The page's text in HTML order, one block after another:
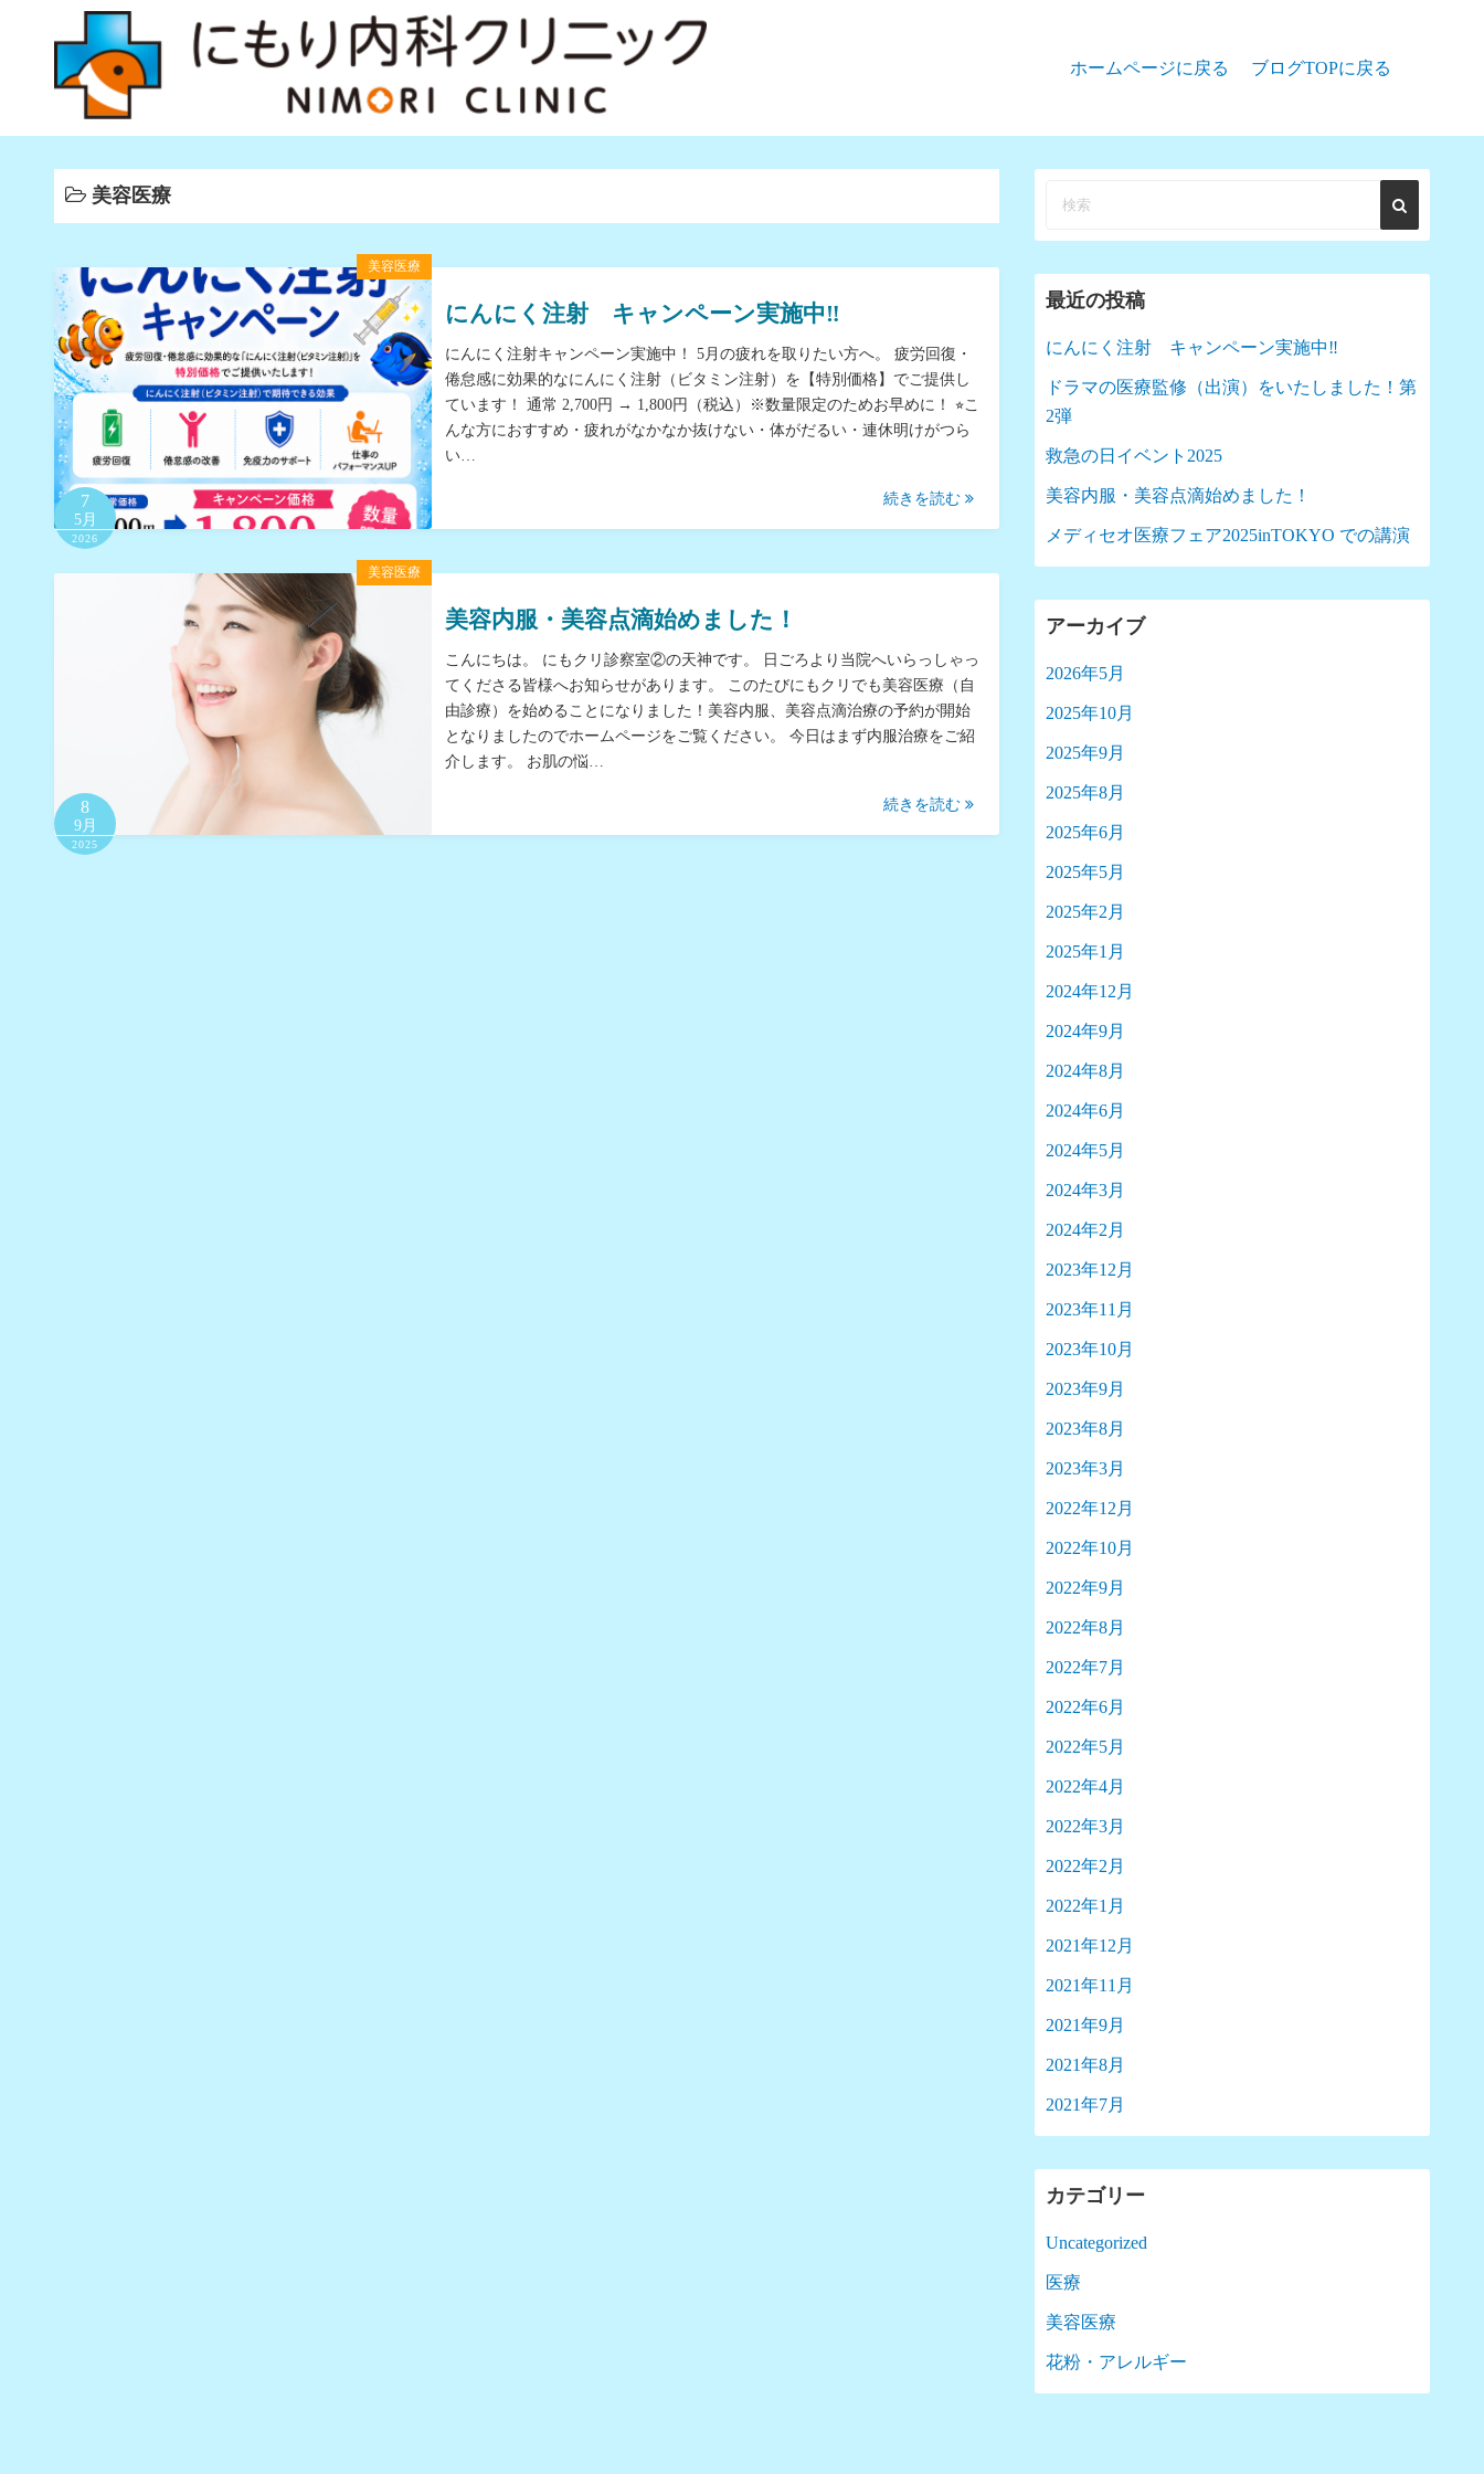
ホームページに戻る ブログTOPに戻る
美容医療
美容医療
7
5月
2026
にんにく注射 キャンペーン実施中‼︎
にんにく注射キャンペーン実施中！ 5月の疲れを取りたい方へ。 疲労回復・
倦怠感に効果的なにんにく注射（ビタミン注射）を【特別価格】でご提供し
ています！ 通常 2,700円 → 1,800円（税込）※数量限定のためお早めに！ ⭐︎こ
んな方におすすめ・疲れがなかなか抜けない・体がだるい・連休明けがつら
い…
続きを読む
美容医療
8
9月
2025
美容内服・美容点滴始めました！
こんにちは。 にもクリ診察室②の天神です。 日ごろより当院へいらっしゃっ
てくださる皆様へお知らせがあります。 このたびにもクリでも美容医療（自
由診療）を始めることになりました！美容内服、美容点滴治療の予約が開始
となりましたのでホームページをご覧ください。 今日はまず内服治療をご紹
介します。 お肌の悩…
続きを読む
最近の投稿
にんにく注射 キャンペーン実施中‼︎
ドラマの医療監修（出演）をいたしました！第
2弾
救急の日イベント2025
美容内服・美容点滴始めました！
メディセオ医療フェア2025inTOKYO での講演
アーカイブ
2026年5月
2025年10月
2025年9月
2025年8月
2025年6月
2025年5月
2025年2月
2025年1月
2024年12月
2024年9月
2024年8月
2024年6月
2024年5月
2024年3月
2024年2月
2023年12月
2023年11月
2023年10月
2023年9月
2023年8月
2023年3月
2022年12月
2022年10月
2022年9月
2022年8月
2022年7月
2022年6月
2022年5月
2022年4月
2022年3月
2022年2月
2022年1月
2021年12月
2021年11月
2021年9月
2021年8月
2021年7月
カテゴリー
Uncategorized
医療
美容医療
花粉・アレルギー